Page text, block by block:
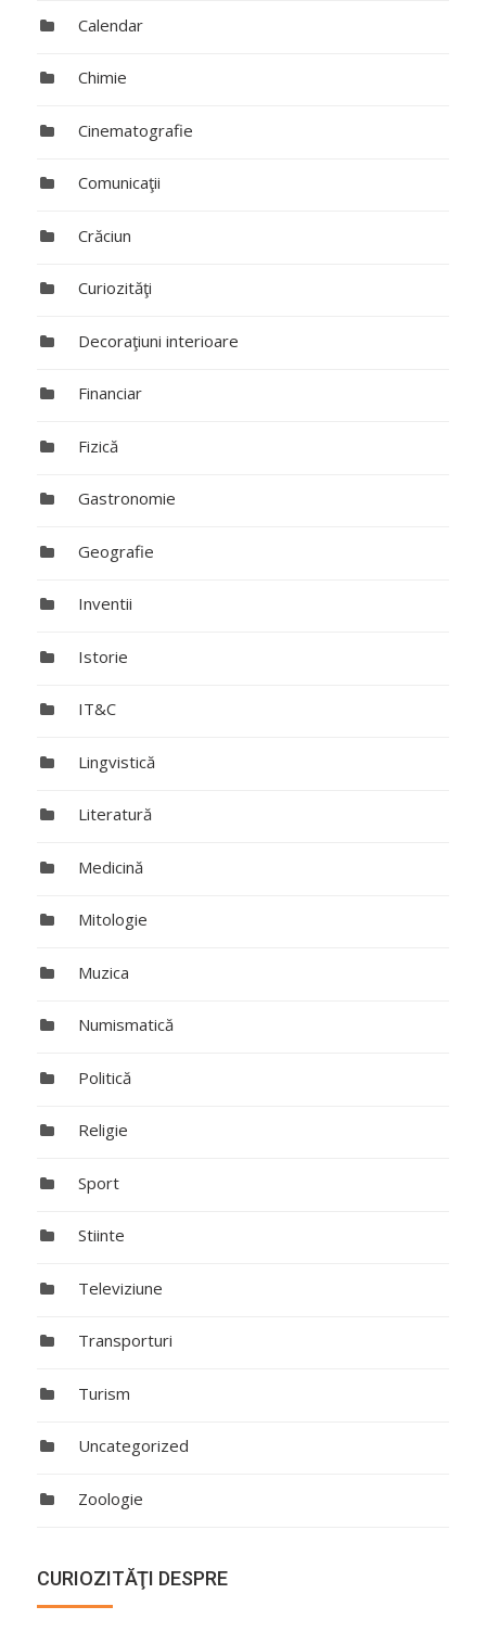
Calendar
Chimie
Cinematografie
Comunicaţii
Crăciun
Curiozităţi
Decoraţiuni interioare
Financiar
Fizică
Gastronomie
Geografie
Inventii
Istorie
IT&C
Lingvistică
Literatură
Medicină
Mitologie
Muzica
Numismatică
Politică
Religie
Sport
Stiinte
Televiziune
Transporturi
Turism
Uncategorized
Zoologie
CURIOZITĂŢI DESPRE